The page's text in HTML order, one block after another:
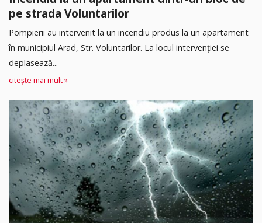
pe strada Voluntarilor
Pompierii au intervenit la un incendiu produs la un apartament
în municipiul Arad, Str. Voluntarilor. La locul intervenției se
deplasează...
citește mai mult »